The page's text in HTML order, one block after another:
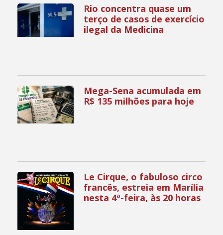
Rio concentra quase um
terço de casos de exercício
ilegal da Medicina
Mega-Sena acumulada em
R$ 135 milhões para hoje
Le Cirque, o fabuloso circo
francês, estreia em Marília
nesta 4ª-feira, às 20 horas